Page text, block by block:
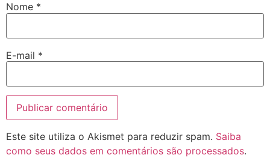
Nome *
E-mail *
Este site utiliza o Akismet para reduzir spam. Saiba
como seus dados em comentários são processados.